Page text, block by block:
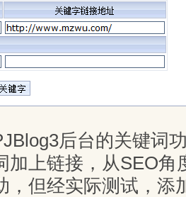
后台的关键词
加上链接，从SEO角
，但经实际测试，添